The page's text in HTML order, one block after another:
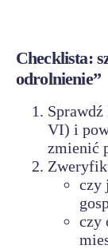
Checklista:
odrolnienie”
VI) i
zmienić
czy
czy